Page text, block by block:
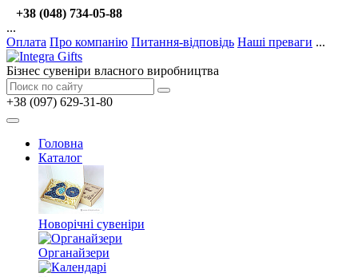
+38 (048) 734-05-88
...
Оплата Про компанію Питання-відповідь Наші преваги ...
Бізнес сувеніри власного виробництва
+38 (097) 629-31-80
Головна
Каталог
Новорічні сувеніри
Органайзери